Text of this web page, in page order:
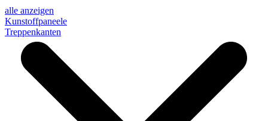
alle anzeigen
Kunstoffpaneele
Treppenkanten